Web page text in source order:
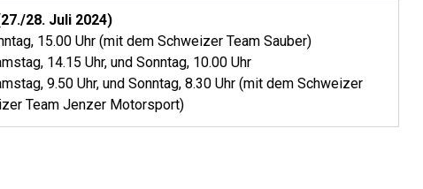
28. Juli 2024)
15.00 Uhr (mit dem Schweizer Team Sauber)
14.15 Uhr, und Sonntag, 10.00 Uhr
9.50 Uhr, und Sonntag, 8.30 Uhr (mit dem Schweizer
Team Jenzer Motorsport)